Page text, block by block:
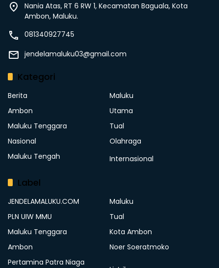
Nania Atas, RT 6 RW 1, Kecamatan Baguala, Kota
Ambon, Maluku.
081340927745
jendelamaluku03@gmail.com
Kategori
Berita
Maluku
Ambon
Utama
Maluku Tenggara
Tual
Nasional
Olahraga
Maluku Tengah
Internasional
Label
JENDELAMALUKU.COM
Maluku
PLN UIW MMU
Tual
Maluku Tenggara
Kota Ambon
Ambon
Noer Soeratmoko
Pertamina Patra Niaga